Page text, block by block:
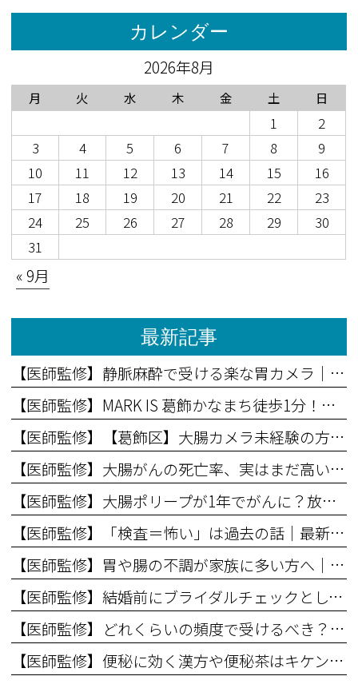
カレンダー
2026年8月
月 火 水 木 金 土 日
1
2
3
4 5 6 7 8
9
10
11 12 13 14 15
16
17
18 19 20 21 22
23
24
25 26 27 28 29
30
31
« 9月
最新記事
【医師監修】静脈麻酔で受ける楽な胃カメラ｜完全に眠ったことを確認してから行う安心検査
【医師監修】MARK IS 葛飾かなまち徒歩1分！新ランドマーク隣接の内視鏡クリニックで無痛検査を
【医師監修】【葛飾区】大腸カメラ未経験の方に読んでほしい記事
【医師監修】大腸がんの死亡率、実はまだ高いって知ってましたか？
【医師監修】大腸ポリープが1年でがんに？放置のリスクを解説
【医師監修】「検査＝怖い」は過去の話｜最新の大腸内視鏡検査事情とは
【医師監修】胃や腸の不調が家族に多い方へ｜あなたのリスクは？
【医師監修】結婚前にブライダルチェックとして胃腸検査を受けるべき理由
【医師監修】どれくらいの頻度で受けるべき？内視鏡のベストタイミング
【医師監修】便秘に効く漢方や便秘茶はキケン！長期に飲んでいると起こる事